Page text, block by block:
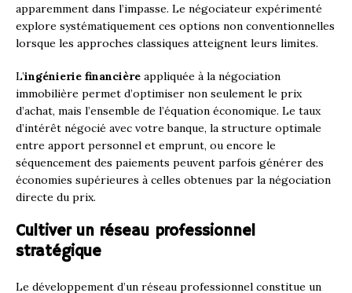
apparemment dans l’impasse. Le négociateur expérimenté
explore systématiquement ces options non conventionnelles
lorsque les approches classiques atteignent leurs limites.
L’ingénierie financière appliquée à la négociation
immobilière permet d’optimiser non seulement le prix
d’achat, mais l’ensemble de l’équation économique. Le taux
d’intérêt négocié avec votre banque, la structure optimale
entre apport personnel et emprunt, ou encore le
séquencement des paiements peuvent parfois générer des
économies supérieures à celles obtenues par la négociation
directe du prix.
Cultiver un réseau professionnel
stratégique
Le développement d’un réseau professionnel constitue un